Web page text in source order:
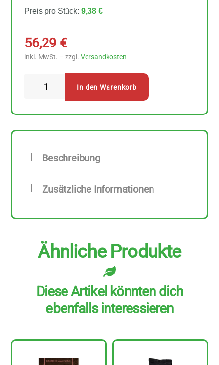
Preis pro Stück:9,38 €
56,29 €
inkl. MwSt. – zzgl.Versandkosten
Entkoffeiniert
zu
g
In den Warenkorb
Beschreibung
Zusätzliche Informationen
Ähnliche Produkte
Diese Artikel könnten dich
ebenfalls interessieren